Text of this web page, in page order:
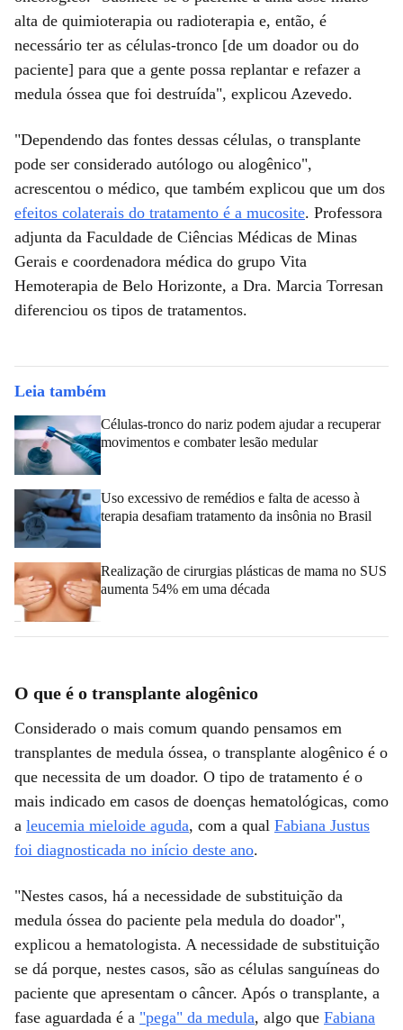
alta de quimioterapia ou radioterapia e, então, é
necessário ter as células-tronco [de um doador ou do
paciente] para que a gente possa replantar e refazer a
medula óssea que foi destruída", explicou Azevedo.
"Dependendo das fontes dessas células, o transplante
pode ser considerado autólogo ou alogênico",
acrescentou o médico, que também explicou que um dos
efeitos colaterais do tratamento é a mucosite. Professora
adjunta da Faculdade de Ciências Médicas de Minas
Gerais e coordenadora médica do grupo Vita
Hemoterapia de Belo Horizonte, a Dra. Marcia Torresan
diferenciou os tipos de tratamentos.
Leia também
Células-tronco do nariz podem ajudar a recuperar
movimentos e combater lesão medular
Uso excessivo de remédios e falta de acesso à
terapia desafiam tratamento da insônia no Brasil
Realização de cirurgias plásticas de mama no SUS
aumenta 54% em uma década
O que é o transplante alogênico
Considerado o mais comum quando pensamos em
transplantes de medula óssea, o transplante alogênico é o
que necessita de um doador. O tipo de tratamento é o
mais indicado em casos de doenças hematológicas, como
a leucemia mieloide aguda, com a qual Fabiana Justus
foi diagnosticada no início deste ano.
"Nestes casos, há a necessidade de substituição da
medula óssea do paciente pela medula do doador",
explicou a hematologista. A necessidade de substituição
se dá porque, nestes casos, são as células sanguíneas do
paciente que apresentam o câncer. Após o transplante, a
fase aguardada é a "pega" da medula, algo que Fabiana